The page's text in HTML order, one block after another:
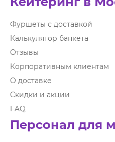
Фуршеты с доставкой
Калькулятор банкета
Отзывы
Корпоративным клиентам
О доставке
Скидки и акции
FAQ
Персонал для